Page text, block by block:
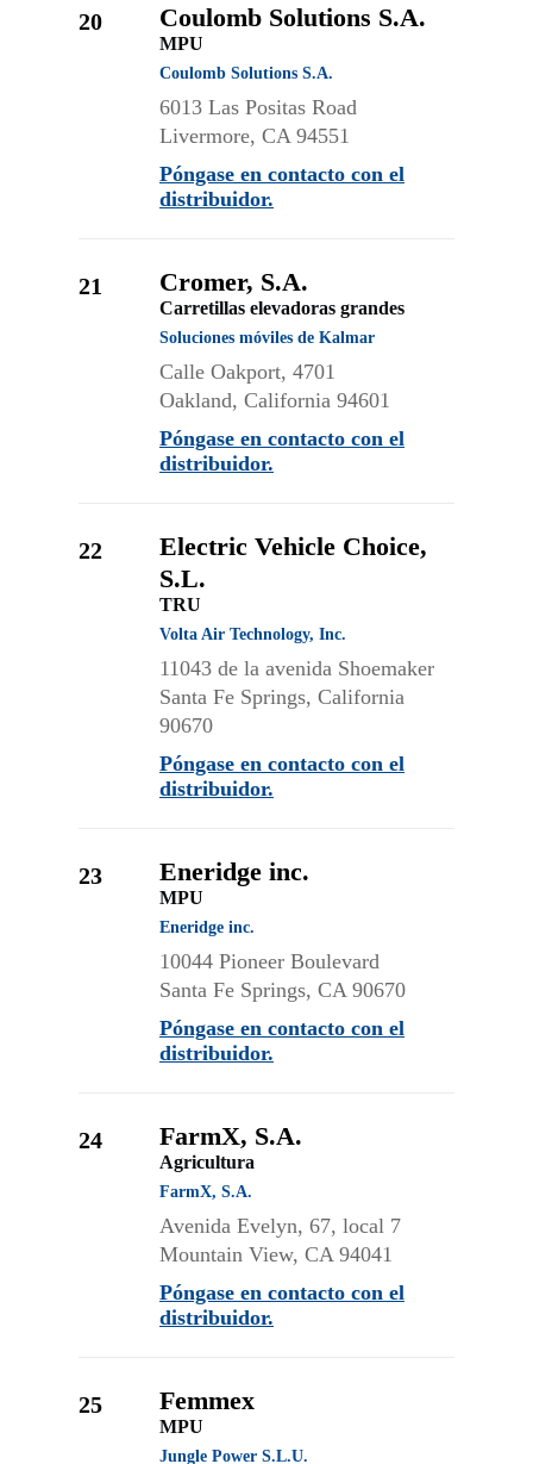
20 Coulomb Solutions S.A.
MPU
Coulomb Solutions S.A.
6013 Las Positas Road
Livermore, CA 94551
Póngase en contacto con el
distribuidor.
21 Cromer, S.A.
Carretillas elevadoras grandes
Soluciones móviles de Kalmar
Calle Oakport, 4701
Oakland, California 94601
Póngase en contacto con el
distribuidor.
22
Electric Vehicle Choice,
S.L.
TRU
Volta Air Technology, Inc.
11043 de la avenida Shoemaker
Santa Fe Springs, California
90670
Póngase en contacto con el
distribuidor.
23 Eneridge inc.
MPU
Eneridge inc.
10044 Pioneer Boulevard
Santa Fe Springs, CA 90670
Póngase en contacto con el
distribuidor.
24 FarmX, S.A.
Agricultura
FarmX, S.A.
Avenida Evelyn, 67, local 7
Mountain View, CA 94041
Póngase en contacto con el
distribuidor.
25 Femmex
MPU
Jungle Power S.L.U.